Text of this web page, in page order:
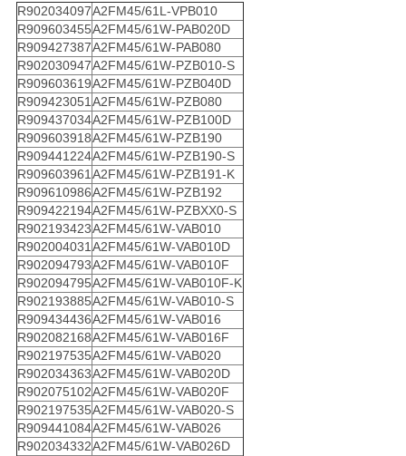
R902034097A2FM45/61L-VPB010
R909603455A2FM45/61W-PAB020D
R909427387A2FM45/61W-PAB080
R902030947A2FM45/61W-PZB010-S
R909603619A2FM45/61W-PZB040D
R909423051A2FM45/61W-PZB080
R909437034A2FM45/61W-PZB100D
R909603918A2FM45/61W-PZB190
R909441224A2FM45/61W-PZB190-S
R909603961A2FM45/61W-PZB191-K
R909610986A2FM45/61W-PZB192
R909422194A2FM45/61W-PZBXX0-S
R902193423A2FM45/61W-VAB010
R902004031A2FM45/61W-VAB010D
R902094793A2FM45/61W-VAB010F
R902094795A2FM45/61W-VAB010F-K
R902193885A2FM45/61W-VAB010-S
R909434436A2FM45/61W-VAB016
R902082168A2FM45/61W-VAB016F
R902197535A2FM45/61W-VAB020
R902034363A2FM45/61W-VAB020D
R902075102A2FM45/61W-VAB020F
R902197535A2FM45/61W-VAB020-S
R909441084A2FM45/61W-VAB026
R902034332A2FM45/61W-VAB026D